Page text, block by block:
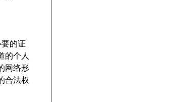
的证
的个人
网络形
合法权